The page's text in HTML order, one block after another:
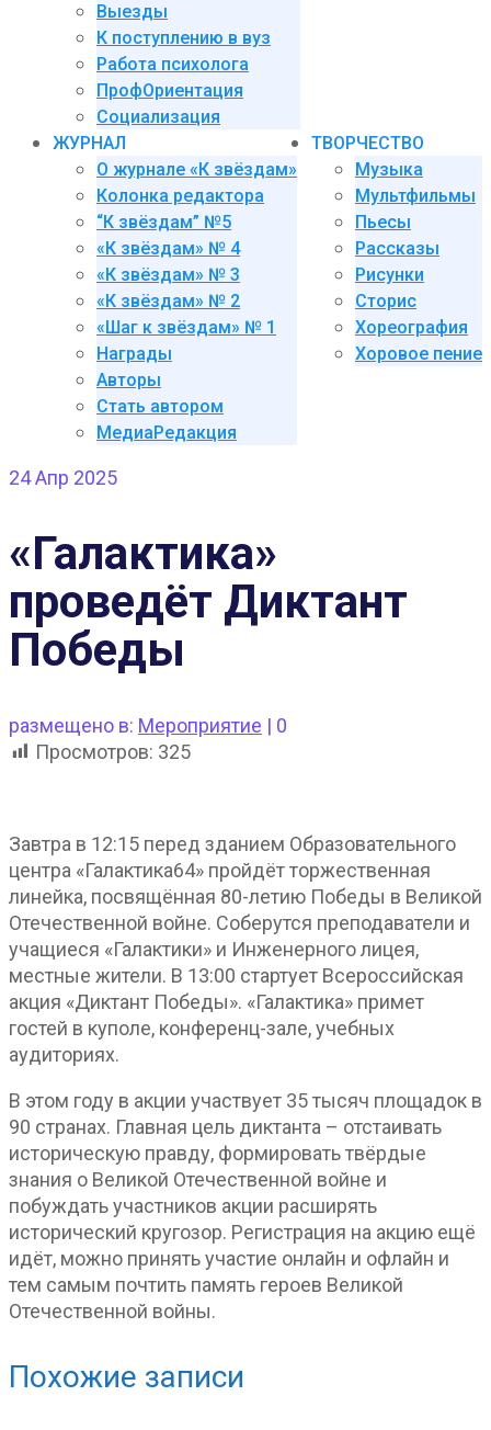
Выезды
К поступлению в вуз
Работа психолога
ПрофОриентация
Социализация
ЖУРНАЛ
О журнале «К звёздам»
Колонка редактора
“К звёздам” №5
«К звёздам» № 4
«К звёздам» № 3
«К звёздам» № 2
«Шаг к звёздам» № 1
Награды
Авторы
Стать автором
МедиаРедакция
ТВОРЧЕСТВО
Музыка
Мультфильмы
Пьесы
Рассказы
Рисунки
Сторис
Хореография
Хоровое пение
24Апр 2025
«Галактика»
проведёт Диктант
Победы
размещено в: Мероприятие | 0
Просмотров: 325
Завтра в 12:15 перед зданием Образовательного
центра «Галактика64» пройдёт торжественная
линейка, посвящённая 80-летию Победы в Великой
Отечественной войне. Соберутся преподаватели и
учащиеся «Галактики» и Инженерного лицея,
местные жители. В 13:00 стартует Всероссийская
акция «Диктант Победы». «Галактика» примет
гостей в куполе, конференц-зале, учебных
аудиториях.
В этом году в акции участвует 35 тысяч площадок в
90 странах. Главная цель диктанта – отстаивать
историческую правду, формировать твёрдые
знания о Великой Отечественной войне и
побуждать участников акции расширять
исторический кругозор. Регистрация на акцию ещё
идёт, можно принять участие онлайн и офлайн и
тем самым почтить память героев Великой
Отечественной войны.
Похожие записи